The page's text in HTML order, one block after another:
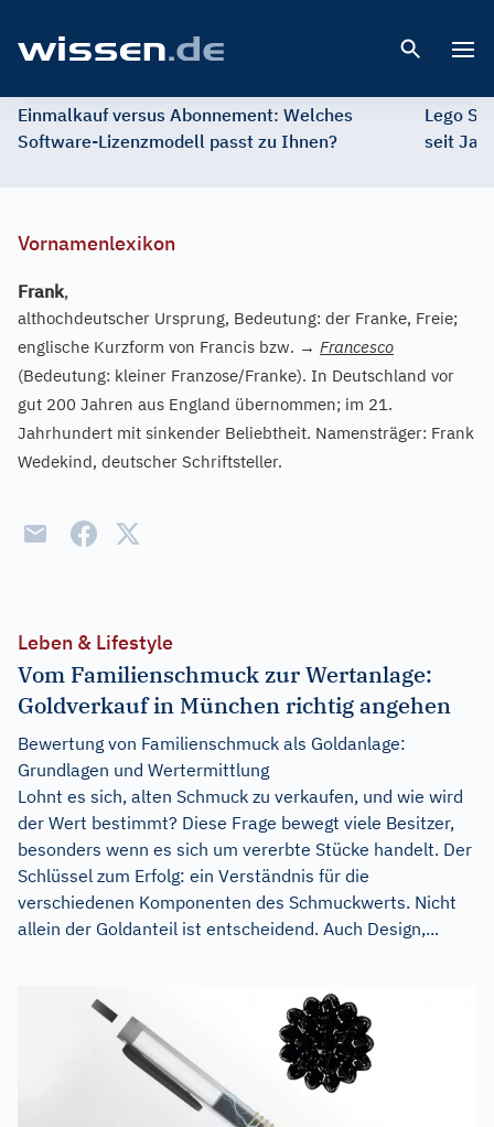
Einmalkauf versus Abonnement: Welches
Software-Lizenzmodell passt zu Ihnen?
Lego
seit
Vornamenlexikon
Frank,
althochdeutscher Ursprung, Bedeutung: der Franke, Freie;
englische Kurzform von Francis bzw. → Francesco
(Bedeutung: kleiner Franzose/Franke). In Deutschland vor
gut 200 Jahren aus England übernommen; im 21.
Jahrhundert mit sinkender Beliebtheit. Namensträger: Frank
Wedekind, deutscher Schriftsteller.
Leben & Lifestyle
Vom Familienschmuck zur Wertanlage:
Goldverkauf in München richtig angehen
Bewertung von Familienschmuck als Goldanlage:
Grundlagen und Wertermittlung
Lohnt es sich, alten Schmuck zu verkaufen, und wie wird
der Wert bestimmt? Diese Frage bewegt viele Besitzer,
besonders wenn es sich um vererbte Stücke handelt. Der
Schlüssel zum Erfolg: ein Verständnis für die
verschiedenen Komponenten des Schmuckwerts. Nicht
allein der Goldanteil ist entscheidend. Auch Design,...